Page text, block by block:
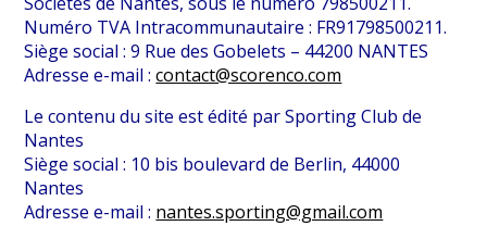
Numéro TVA Intracommunautaire : FR91798500211.
Siège social : 9 Rue des Gobelets – 44200 NANTES
Adresse e-mail :contact@scorenco.com
Le contenu du site est édité par Sporting Club de
Nantes
Siège social : 10 bis boulevard de Berlin, 44000
Nantes
Adresse e-mail : nantes.sporting@gmail.com